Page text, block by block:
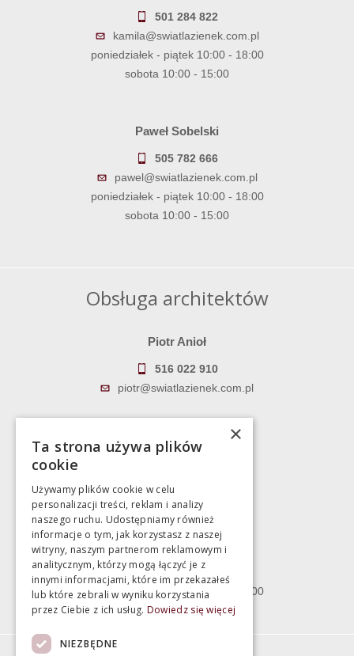
501 284 822
kamila@swiatlazienek.com.pl
poniedziałek - piątek 10:00 - 18:00
sobota 10:00 - 15:00
Paweł Sobelski
505 782 666
pawel@swiatlazienek.com.pl
poniedziałek - piątek 10:00 - 18:00
sobota 10:00 - 15:00
Obsługa architektów
Piotr Anioł
516 022 910
piotr@swiatlazienek.com.pl
783 043 083
Magazyn
Bartycka 24/26 Hala 100
00-716 Warszawa
poniedziałek - piątek 10:00 - 18:00
sobota 10:00 - 15:00
×
Ta strona używa plików
cookie
Używamy plików cookie w celu
personalizacji treści, reklam i analizy
naszego ruchu. Udostępniamy również
informacje o tym, jak korzystasz z naszej
witryny, naszym partnerom reklamowym i
analitycznym, którzy mogą łączyć je z
innymi informacjami, które im przekazałeś
lub które zebrali w wyniku korzystania
przez Ciebie z ich usług. Dowiedz się więcej
NIEZBĘDNE